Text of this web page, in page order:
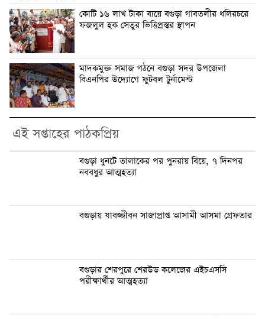
কোটি ১৬ লাখ টাকা ব্যয়ে বগুড়া গাবতলীর ধলিরচরে
ফজলুল হক সেতুর ভিত্তিপ্রস্তর স্থাপন
মাদকমুক্ত সমাজ গঠনে বগুড়া সদর উপজেলা
বিএনপির উদ্যোগে ফুটবল টুর্নামেন্ট
এই সপ্তাহের পাঠকপ্রিয়
বগুড়া ধুনটে তালাকের পর পুনরায় বিয়ে, ৭ দিনপর
নববধুর আত্মহত্যা
বগুড়ায় যাবজ্জীবন সাজাপ্রাপ্ত আসামী আসমা গ্রেফতার
বগুড়ার শেরপুরে শেরউড কলেজের এইচএসসি
পরীক্ষার্থীর আত্মহত্যা